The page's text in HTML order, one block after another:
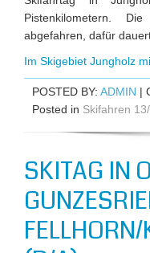
Pistenkilometern.
abgefahren, dafür
Im Skigebiet Jungholz
POSTED BY: ADMIN |
Posted in Skifahren
SKITAG IN